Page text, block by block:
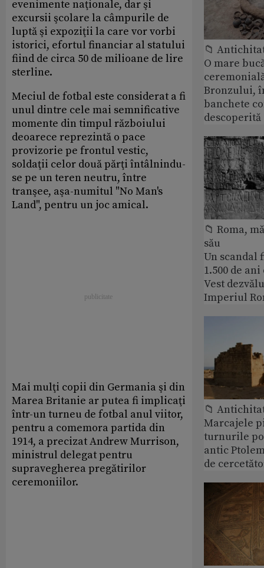
evenimente naţionale, dar şi
excursii şcolare la câmpurile de
luptă şi expoziţii la care vor vorbi
istorici, efortul financiar al statului
fiind de circa 50 de milioane de lire
sterline.
Meciul de fotbal este considerat a fi
unul dintre cele mai semnificative
momente din timpul războiului
deoarece reprezintă o pace
provizorie pe frontul vestic,
soldaţii celor două părţi întâlnindu-
se pe un teren neutru, între
tranşee, aşa-numitul "No Man's
Land", pentru un joc amical.
Mai mulţi copii din Germania şi din
Marea Britanie ar putea fi implicaţi
într-un turneu de fotbal anul viitor,
pentru a comemora partida din
1914, a precizat Andrew Murrison,
ministrul delegat pentru
supravegherea pregătirilor
ceremoniilor.
📁
O mare
Bronzului,
banchete
📁 Roma,
său
Un scandal
1.500 de
Vest
Imperiul
📁
Marcajele
turnurile
antic
de